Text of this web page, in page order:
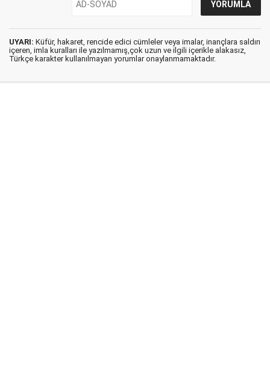
UYARI: Küfür, hakaret, rencide edici cümleler veya imalar, inançlara saldırı
içeren, imla kuralları ile yazılmamış,çok uzun ve ilgili içerikle alakasız,
Türkçe karakter kullanılmayan yorumlar onaylanmamaktadır.